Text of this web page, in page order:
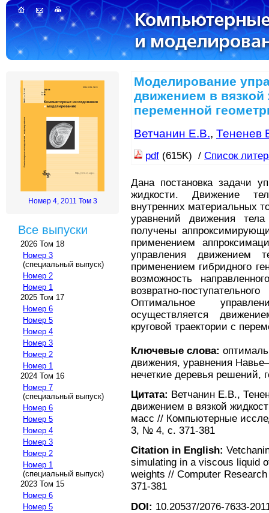
Номер 4, 2011 Том 3
Все выпуски
2026 Том 18
Номер 3
(специальный выпуск)
Номер 2
Номер 1
2025 Том 17
Номер 6
Номер 5
Номер 4
Номер 3
Номер 2
Номер 1
2024 Том 16
Номер 7
(специальный выпуск)
Номер 6
Номер 5
Номер 4
Номер 3
Номер 2
Номер 1
(специальный выпуск)
2023 Том 15
Номер 6
Номер 5
Моделирование
движением в вязкой
переменной
Ветчанин Е.В., Тененев
pdf (615K) / Список
Дана постановка задачи
жидкости. Движение
внутренних материальных
уравнений движения
получены
применением
управления движением
применением гибридного
возможность
возвратно-
Оптимальное
осуществляется
круговой траектории с
Ключевые слова:
движения, уравнения
нечеткие деревья решений,
Цитата: Ветчанин Е.В.,
движением в вязкой
масс // Компьютерные
3, № 4, с. 371-381
Citation in English:
simulating in a viscous liquid
weights // Computer
371-381
DOI: 10.20537/2076-7633-